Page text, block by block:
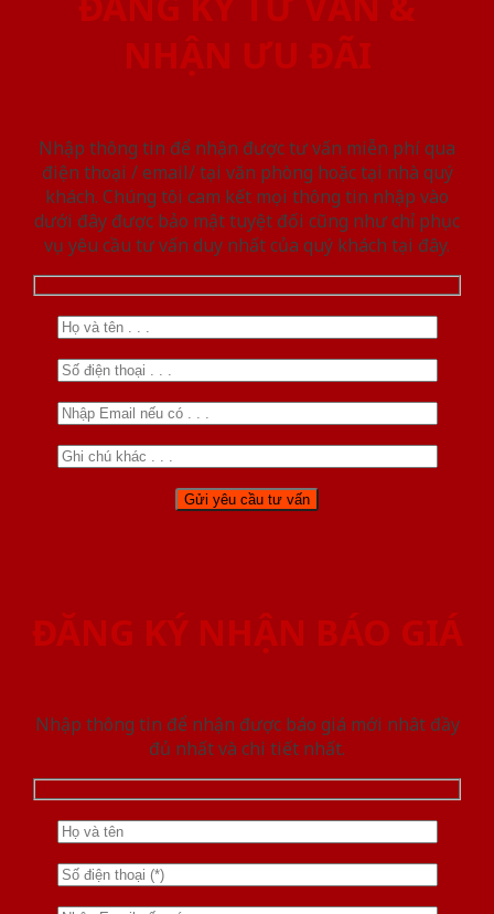
NHẬN ƯU ĐÃI
Nhập thông tin để nhận được tư vấn miễn phí qua
điện thoại / email/ tại văn phòng hoặc tại nhà quý
khách. Chúng tôi cam kết mọi thông tin nhập vào
dưới đây được bảo mật tuyệt đối cũng như chỉ phục
vụ yêu cầu tư vấn duy nhất của quý khách tại đây.
ĐĂNG KÝ NHẬN BÁO GIÁ
Nhập thông tin để nhận được báo giá mới nhât đầy
đủ nhất và chi tiết nhất.